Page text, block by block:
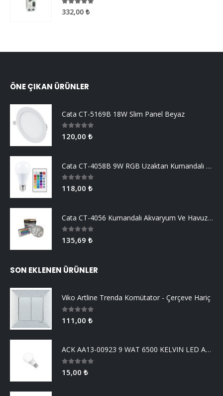
5.005 üzerinden
332,00 ₺
ÖNE ÇIKAN ÜRÜNLER
Cata CT-5169B 18W Slim Panel Beyaz
0 5 üzerinden
120,00 ₺
Cata CT-4058B 9W RGB Uzaktan Kumandalı Led Ampul Beyaz Işık
0 5 üzerinden
118,00 ₺
Cata CT-4056 Kumandalı Akvaryum Ve Havuz Aydınlatma
0 5 üzerinden
135,69 ₺
SON EKLENEN ÜRÜNLER
Viko Artline Trenda Komütator - Çerçeve Hariç
5 üzerinden
111,00 ₺
ACK AA13-00923 9 WAT 6500 KELVIN LED AMPUL
5 üzerinden
15,00 ₺